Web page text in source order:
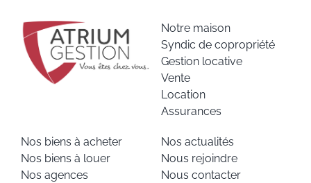
Notre maison
Syndic de copropriété
Gestion locative
Vente
Location
Assurances
Nos biens à acheter
Nos biens à louer
Nos agences
Nos actualités
Nous rejoindre
Nous contacter